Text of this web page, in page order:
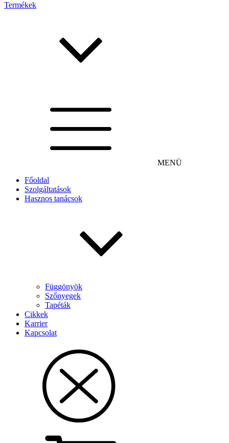
Termékek
MENÜ
Főoldal
Szolgáltatások
Hasznos tanácsok
Függönyök
Szőnyegek
Tapéták
Cikkek
Karrier
Kapcsolat